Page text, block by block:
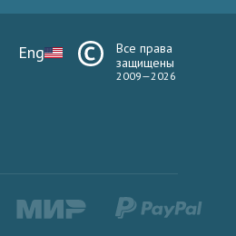
Eng
Все права
защищены
2009—2026